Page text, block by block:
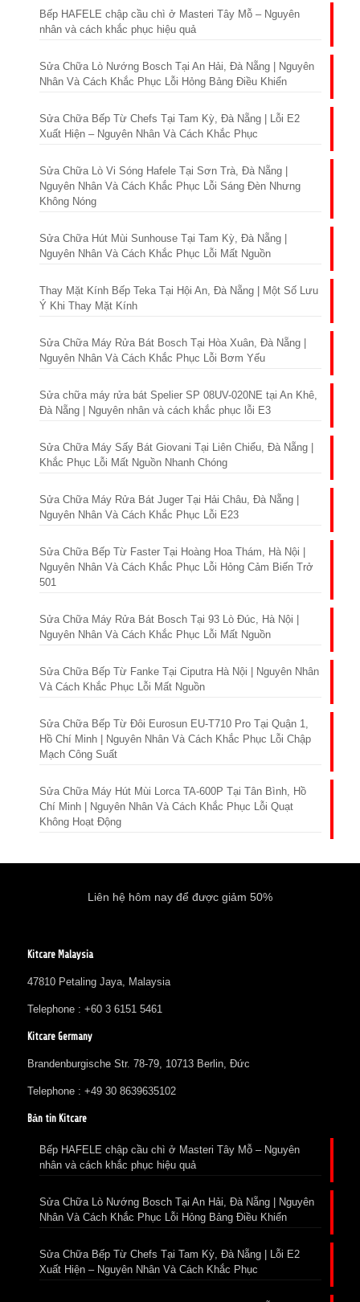
Bếp HAFELE chập cầu chì ở Masteri Tây Mỗ – Nguyên
nhân và cách khắc phục hiệu quả
Sửa Chữa Lò Nướng Bosch Tại An Hải, Đà Nẵng | Nguyên
Nhân Và Cách Khắc Phục Lỗi Hỏng Bảng Điều Khiển
Sửa Chữa Bếp Từ Chefs Tại Tam Kỳ, Đà Nẵng | Lỗi E2
Xuất Hiện – Nguyên Nhân Và Cách Khắc Phục
Sửa Chữa Lò Vi Sóng Hafele Tại Sơn Trà, Đà Nẵng |
Nguyên Nhân Và Cách Khắc Phục Lỗi Sáng Đèn Nhưng
Không Nóng
Sửa Chữa Hút Mùi Sunhouse Tại Tam Kỳ, Đà Nẵng |
Nguyên Nhân Và Cách Khắc Phục Lỗi Mất Nguồn
Thay Mặt Kính Bếp Teka Tại Hội An, Đà Nẵng | Một Số Lưu
Ý Khi Thay Mặt Kính
Sửa Chữa Máy Rửa Bát Bosch Tại Hòa Xuân, Đà Nẵng |
Nguyên Nhân Và Cách Khắc Phục Lỗi Bơm Yếu
Sửa chữa máy rửa bát Spelier SP 08UV-020NE tại An Khê,
Đà Nẵng | Nguyên nhân và cách khắc phục lỗi E3
Sửa Chữa Máy Sấy Bát Giovani Tại Liên Chiểu, Đà Nẵng |
Khắc Phục Lỗi Mất Nguồn Nhanh Chóng
Sửa Chữa Máy Rửa Bát Juger Tại Hải Châu, Đà Nẵng |
Nguyên Nhân Và Cách Khắc Phục Lỗi E23
Sửa Chữa Bếp Từ Faster Tại Hoàng Hoa Thám, Hà Nội |
Nguyên Nhân Và Cách Khắc Phục Lỗi Hỏng Cảm Biến Trở
501
Sửa Chữa Máy Rửa Bát Bosch Tại 93 Lò Đúc, Hà Nội |
Nguyên Nhân Và Cách Khắc Phục Lỗi Mất Nguồn
Sửa Chữa Bếp Từ Fanke Tại Ciputra Hà Nội | Nguyên Nhân
Và Cách Khắc Phục Lỗi Mất Nguồn
Sửa Chữa Bếp Từ Đôi Eurosun EU-T710 Pro Tại Quận 1,
Hồ Chí Minh | Nguyên Nhân Và Cách Khắc Phục Lỗi Chập
Mạch Công Suất
Sửa Chữa Máy Hút Mùi Lorca TA-600P Tại Tân Bình, Hồ
Chí Minh | Nguyên Nhân Và Cách Khắc Phục Lỗi Quạt
Không Hoạt Động
Liên hệ hôm nay để được giảm 50%
Kitcare Malaysia
47810 Petaling Jaya, Malaysia
Telephone : +60 3 6151 5461
Kitcare Germany
Brandenburgische Str. 78-79, 10713 Berlin, Đức
Telephone : +49 30 8639635102
Bản tin Kitcare
Bếp HAFELE chập cầu chì ở Masteri Tây Mỗ – Nguyên
nhân và cách khắc phục hiệu quả
Sửa Chữa Lò Nướng Bosch Tại An Hải, Đà Nẵng | Nguyên
Nhân Và Cách Khắc Phục Lỗi Hỏng Bảng Điều Khiển
Sửa Chữa Bếp Từ Chefs Tại Tam Kỳ, Đà Nẵng | Lỗi E2
Xuất Hiện – Nguyên Nhân Và Cách Khắc Phục